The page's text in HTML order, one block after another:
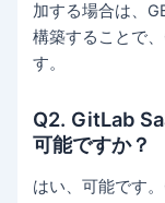
加する場合は、
構築することで
す。
Q2. GitLab
可能ですか？
はい、可能です